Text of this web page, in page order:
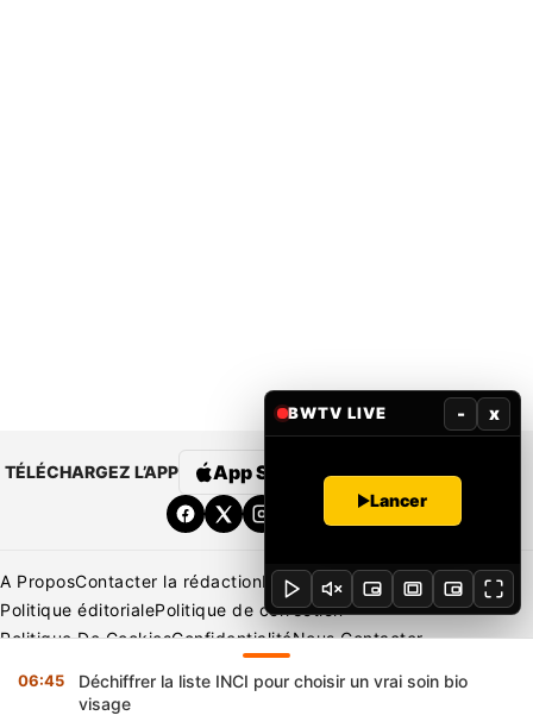
TÉLÉCHARGEZ L’APP App Store Google Play
A ProposContacter la rédactionRédaction Mentions légales
Politique éditorialePolitique de correction
Politique De CookiesConfidentialitéNous Contacter
Copyright © 2026 BENIN WEB TV | Tous Droits Réservés
06:45
Déchiffrer la liste INCI pour choisir un vrai soin bio
visage
BWTV LIVE - x
Lancer